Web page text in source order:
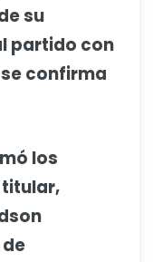
su
partido con
confirma
los